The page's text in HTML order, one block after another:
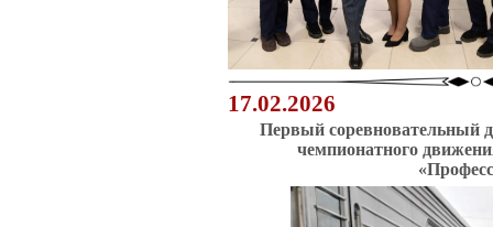
17.02.2026
Первый соревновательный
чемпионатного